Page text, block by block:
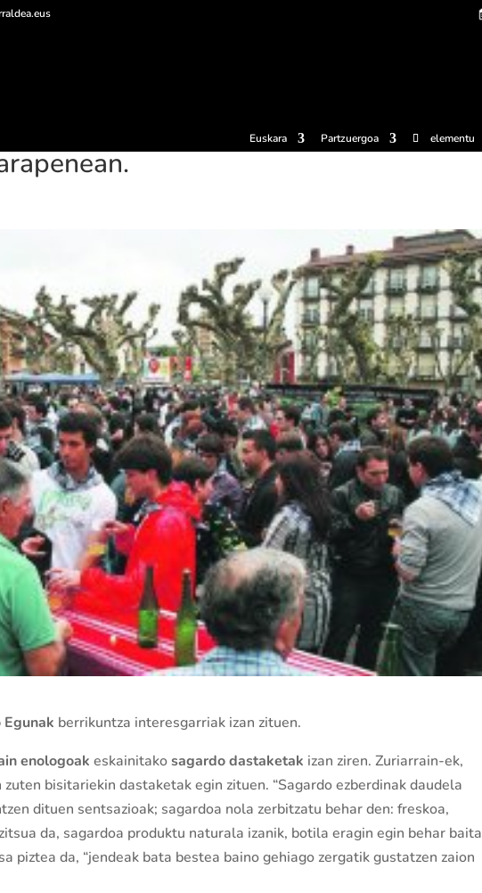
Euskara Partzuergoa elementu
Egunak berrikuntza interesgarriak izan zituen.
enologoakeskainitakosagardo dastaketak izan ziren. Zuriarrain-ek,
bisitariekin dastaketak egin zituen. “Sagardo ezberdinak daudela
dituen sentsazioak; sagardoa nola zerbitzatu behar den: freskoa,
da, sagardoa produktu naturala izanik, botila eragin egin behar baita
piztea da, “jendeak bata bestea baino gehiago zergatik gustatzen zaion